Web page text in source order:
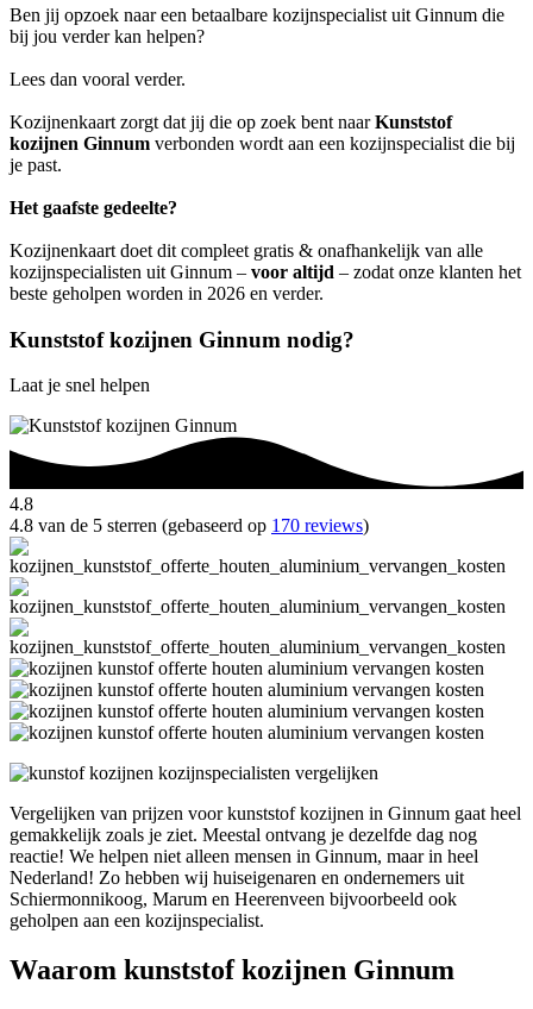
Ben jij opzoek naar een betaalbare kozijnspecialist uit Ginnum die
bij jou verder kan helpen?
Lees dan vooral verder.
Kozijnenkaart zorgt dat jij die op zoek bent naarKunststof
kozijnen Ginnum verbonden wordt aan een kozijnspecialist die bij
je past.
Het gaafste gedeelte?
Kozijnenkaart doet dit compleet gratis & onafhankelijk van alle
kozijnspecialisten uit Ginnum – voor altijd – zodat onze klanten het
beste geholpen worden in 2026 en verder.
Kunststof kozijnen Ginnum nodig?
Laat je snel helpen
4.8
4.8 van de 5 sterren (gebaseerd op 170 reviews)
Vergelijken van prijzen voor kunststof kozijnen in Ginnum gaat heel
gemakkelijk zoals je ziet. Meestal ontvang je dezelfde dag nog
reactie! We helpen niet alleen mensen in Ginnum, maar in heel
Nederland! Zo hebben wij huiseigenaren en ondernemers uit
Schiermonnikoog, Marum en Heerenveen bijvoorbeeld ook
geholpen aan een kozijnspecialist.
Waarom kunststof kozijnen Ginnum